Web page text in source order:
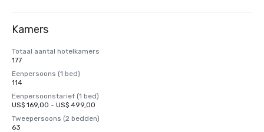
Kamers
Totaal aantal hotelkamers
177
Eenpersoons (1 bed)
114
Eenpersoonstarief (1 bed)
US$ 169,00 - US$ 499,00
Tweepersoons (2 bedden)
63